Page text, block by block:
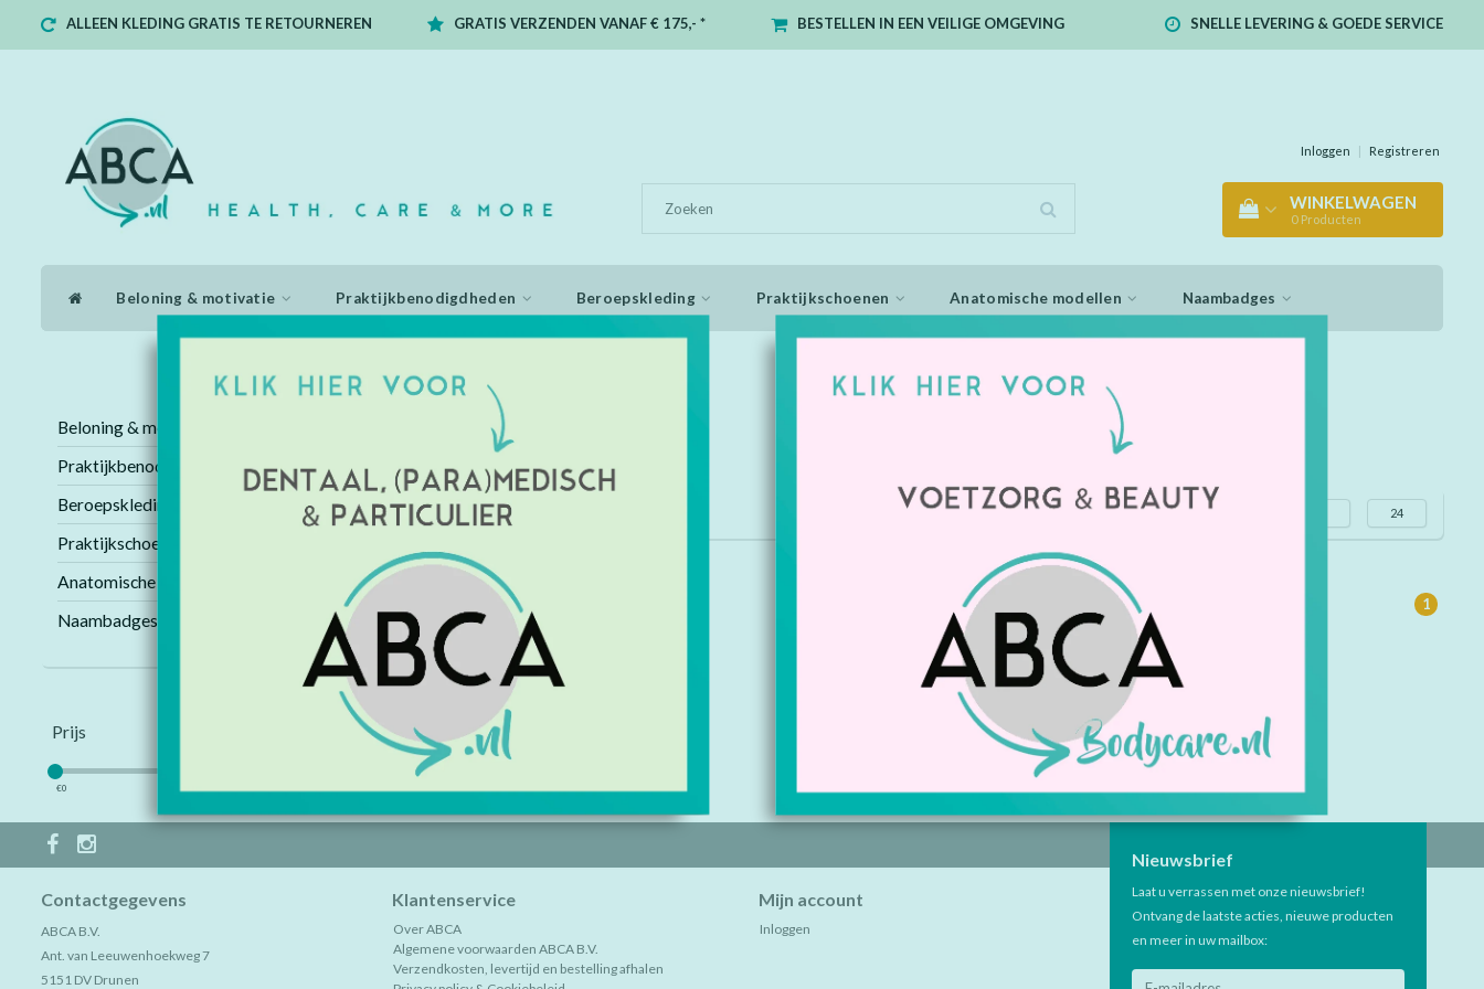
ALLEEN KLEDING GRATIS TE RETOURNEREN GRATIS VERZENDEN VANAF € 175,- * BESTELLEN IN EEN VEILIGE OMGEVING SNELLE LEVERING & GOEDE SERVICE
Inloggen | Registreren
WINKELWAGEN
0 Producten
Beloning & motivatie Praktijkbenodigdheden Beroepskleding Praktijkschoenen Anatomische modellen Naambadges
Beloning & motivatie
Praktijkbenodigdheden
Beroepskleding
Praktijkschoenen
Anatomische modellen
Naambadges
Prijs
€0 €5
Home /Tags/ flowflex
Producten getagd met flowflex
24
Geen producten gevonden!...
1
Contactgegevens
ABCA B.V.
Ant. van Leeuwenhoekweg 7
5151 DV Drunen
Klantenservice
Over ABCA
Algemene voorwaarden ABCA B.V.
Verzendkosten, levertijd en bestelling afhalen
Mijn account
Inloggen
Nieuwsbrief
Laat u verrassen met onze nieuwsbrief!
Ontvang de laatste acties, nieuwe producten
en meer in uw mailbox: